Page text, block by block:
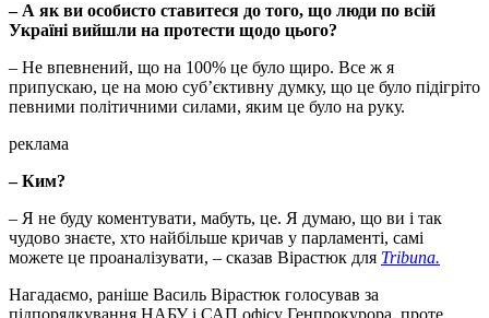
– А як ви особисто ставитеся до того, що люди по всій
Україні вийшли на протести щодо цього?
– Не впевнений, що на 100% це було щиро. Все ж я
припускаю, це на мою субʼєктивну думку, що це було підігріто
певними політичними силами, яким це було на руку.
реклама
– Ким?
– Я не буду коментувати, мабуть, це. Я думаю, що ви і так
чудово знаєте, хто найбільше кричав у парламенті, самі
можете це проаналізувати, – сказав Вірастюк для Tribuna.
Нагадаємо, раніше Василь Вірастюк голосував за